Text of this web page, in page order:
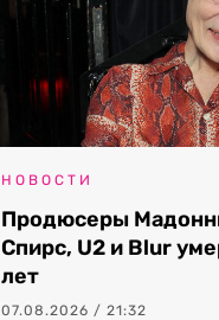
НОВОСТИ
Продюсеры
Спирс, U2 и Blur
лет
07.08.2026 / 21:32